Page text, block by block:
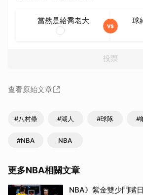
當然是給喬老大 球
投票
查看原始文章
#八村壘 #湖人 #球隊 #
#NBA NBA
更多NBA相關文章
NBA》紫金雙少鬥嘴